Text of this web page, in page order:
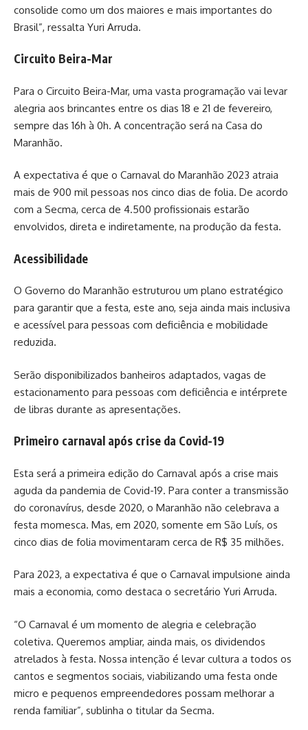
consolide como um dos maiores e mais importantes do
Brasil”, ressalta Yuri Arruda.
Circuito Beira-Mar
Para o Circuito Beira-Mar, uma vasta programação vai levar
alegria aos brincantes entre os dias 18 e 21 de fevereiro,
sempre das 16h à 0h. A concentração será na Casa do
Maranhão.
A expectativa é que o Carnaval do Maranhão 2023 atraia
mais de 900 mil pessoas nos cinco dias de folia. De acordo
com a Secma, cerca de 4.500 profissionais estarão
envolvidos, direta e indiretamente, na produção da festa.
Acessibilidade
O Governo do Maranhão estruturou um plano estratégico
para garantir que a festa, este ano, seja ainda mais inclusiva
e acessível para pessoas com deficiência e mobilidade
reduzida.
Serão disponibilizados banheiros adaptados, vagas de
estacionamento para pessoas com deficiência e intérprete
de libras durante as apresentações.
Primeiro carnaval após crise da Covid-19
Esta será a primeira edição do Carnaval após a crise mais
aguda da pandemia de Covid-19. Para conter a transmissão
do coronavírus, desde 2020, o Maranhão não celebrava a
festa momesca. Mas, em 2020, somente em São Luís, os
cinco dias de folia movimentaram cerca de R$ 35 milhões.
Para 2023, a expectativa é que o Carnaval impulsione ainda
mais a economia, como destaca o secretário Yuri Arruda.
“O Carnaval é um momento de alegria e celebração
coletiva. Queremos ampliar, ainda mais, os dividendos
atrelados à festa. Nossa intenção é levar cultura a todos os
cantos e segmentos sociais, viabilizando uma festa onde
micro e pequenos empreendedores possam melhorar a
renda familiar”, sublinha o titular da Secma.